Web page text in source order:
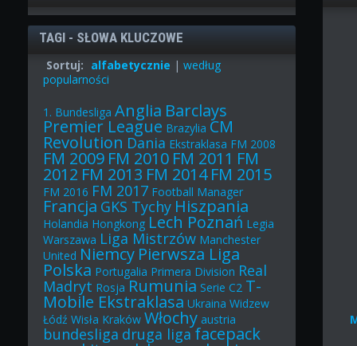
TAGI - SŁOWA KLUCZOWE
Sortuj: alfabetycznie |według
popularności
1. Bundesliga Anglia Barclays
Premier League Brazylia CM
Revolution Dania Ekstraklasa FM 2008
FM 2009 FM 2010 FM 2011 FM
2012 FM 2013 FM 2014 FM 2015
FM 2016 FM 2017 Football Manager
Francja GKS Tychy Hiszpania
Holandia Hongkong Lech Poznań Legia
Warszawa Liga Mistrzów Manchester
United Niemcy Pierwsza Liga
Polska Portugalia Primera Division Real
Madryt Rosja Rumunia Serie C2 T-
Mobile Ekstraklasa Ukraina Widzew
Łódź Wisła Kraków Włochy austria
bundesliga druga ligafacepack